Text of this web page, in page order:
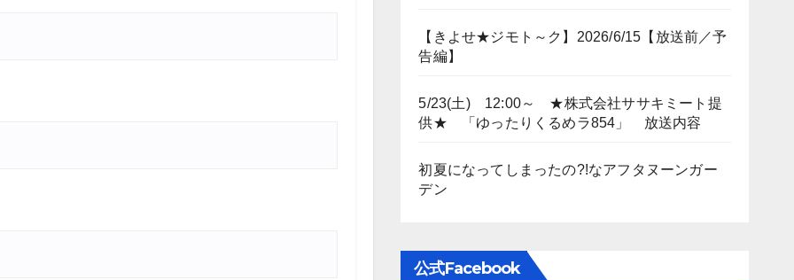
【きよせ★ジモト～ク】2026/6/15【放送前／予
告編】
5/23(土) 12:00～ ★株式会社ササキミート提
供★ 「ゆったりくるめラ854」 放送内容
初夏になってしまったの?!なアフタヌーンガー
デン
公式Facebook